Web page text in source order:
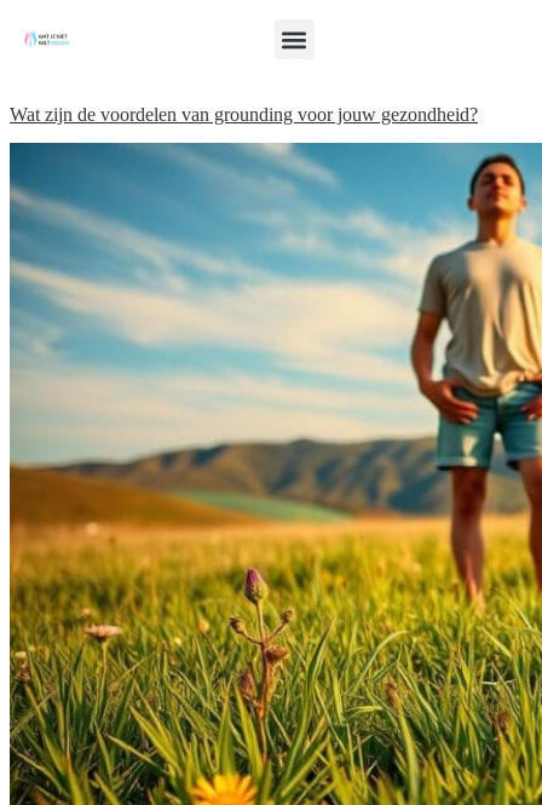
Wat zijn de voordelen van grounding voor jouw gezondheid?